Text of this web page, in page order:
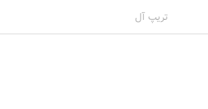
02171117717
تریپ آل